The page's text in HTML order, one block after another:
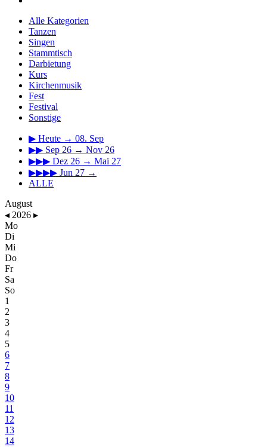
Alle Kategorien
Tanzen
Singen
Stammtisch
Darbietung
Kurs
Kirchenmusik
Fest
Festival
Sonstige
▶ Heute → 08. Sep
▶▶ Sep 26 → Nov 26
▶▶▶ Dez 26 → Mai 27
▶▶▶▶ Jun 27 →
ALLE
August
◂ 2026 ▸
Mo
Di
Mi
Do
Fr
Sa
So
1
2
3
4
5
6
7
8
9
10
11
12
13
14